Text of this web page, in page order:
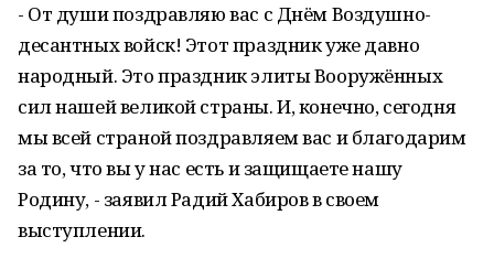
- От души поздравляю вас с Днём Воздушно-
десантных войск! Этот праздник уже давно
народный. Это праздник элиты Вооружённых
сил нашей великой страны. И, конечно, сегодня
мы всей страной поздравляем вас и благодарим
за то, что вы у нас есть и защищаете нашу
Родину, - заявил Радий Хабиров в своем
выступлении.